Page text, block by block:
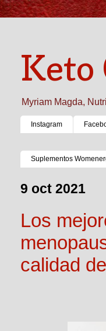
Keto
Myriam Magda,
Instagram
Suplementos
9 oct 2021
Los
calidad